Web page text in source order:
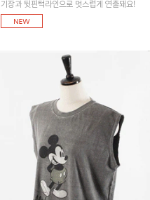
기장과 뒷핀턱라인으로 멋스럽게 연출돼요!